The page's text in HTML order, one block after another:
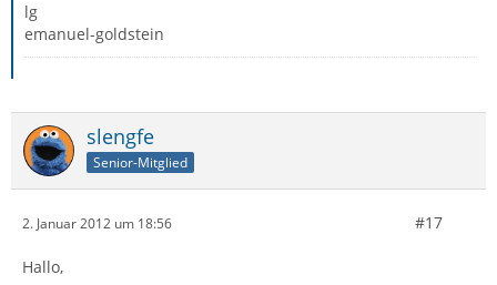
lg
emanuel-goldstein
slengfe
Senior-Mitglied
2. Januar 2012 um 18:56 #17
Hallo,